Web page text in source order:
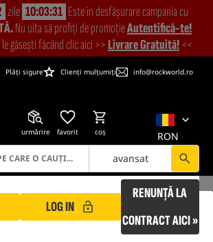
grijă de confidențialitatea ta!
zile 10:03:31 Este în desfășurare campania cu
Nu uita să profiți de promoțieAutentifică-te!
găsești făcând clic aici >>Livrare Gratuită! <<
Plăți sigure Clienți mulțumiți info@rockworld.ro
RON
urmărire favorit coş
avansat
LOG IN
RENUNȚĂ LA
CONTRACT AICI »